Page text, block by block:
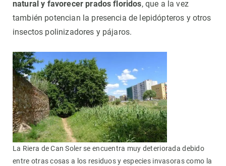
natural y favorecer prados floridos, que a la vez
también potencian la presencia de lepidópteros y otros
insectos polinizadores y pájaros.
La Riera de Can Soler se encuentra muy deteriorada debido
entre otras cosas a los residuos y especies invasoras como la